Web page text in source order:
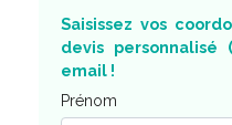
Saisissez vos
devis
email !
Prénom